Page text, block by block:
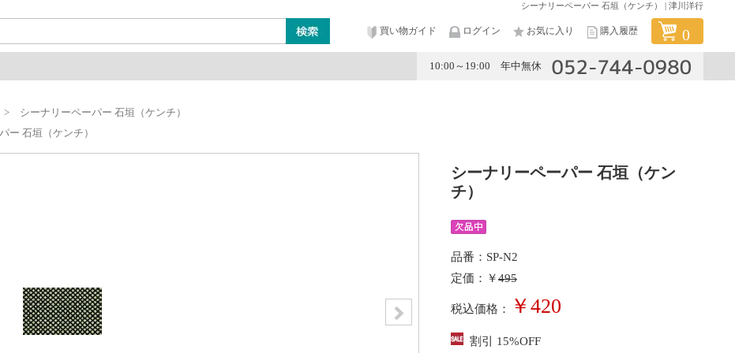
シーナリーペーパー 石垣（ケンチ） | 津川洋行
買い物ガイド ログイン お気に入り 購入履歴 0
10:00～19:00 年中無休
ョン レイアウト・ジオラマ類
シーナリーペーパー 石垣（ケンチ）
ー 石垣（ケンチ）
シーナリーペーパー 石垣（ケン
チ）
品番：SP-N2
定価：￥495
税込価格： ￥420
割引 15%OFF